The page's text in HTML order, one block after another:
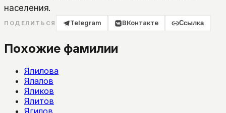
населения.
ПОДЕЛИТЬСЯ Telegram ВКонтакте Ссылка
Похожие фамилии
Ялилова
Ялалов
Яликов
Ялитов
Ягилов